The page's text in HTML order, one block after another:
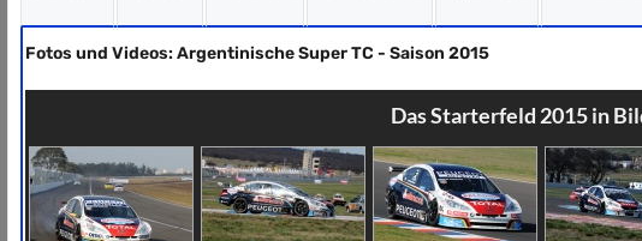
Fotos und Videos: Argentinische Super TC - Saison 2015
Das Starterfeld 2015 in